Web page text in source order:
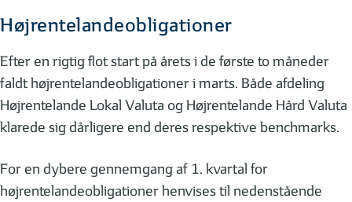
Højrentelandeobligationer
Efter en rigtig flot start på årets i de første to måneder
faldt højrentelandeobligationer i marts. Både afdeling
Højrentelande Lokal Valuta og Højrentelande Hård Valuta
klarede sig dårligere end deres respektive benchmarks.
For en dybere gennemgang af 1. kvartal for
højrentelandeobligationer henvises til nedenstående